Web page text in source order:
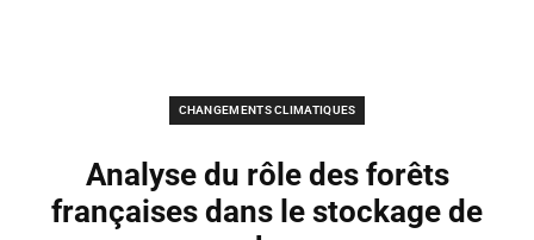
CHANGEMENTS CLIMATIQUES
Analyse du rôle des forêts
françaises dans le stockage de